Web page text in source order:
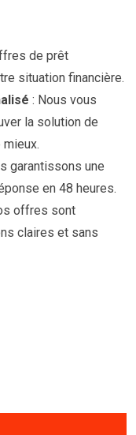
de prêt
situation financière.
: Nous vous
la solution de
garantissons une
en 48 heures.
offres sont
claires et sans